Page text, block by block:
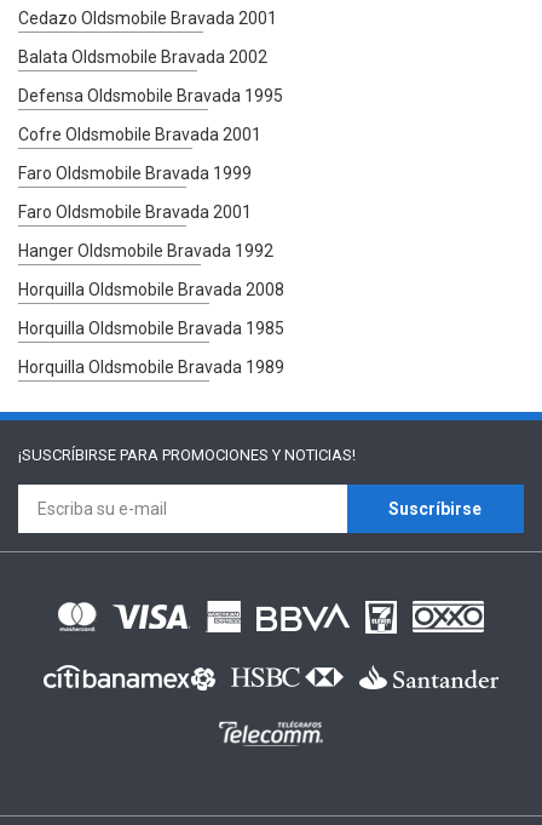
Cedazo Oldsmobile Bravada 2001
Balata Oldsmobile Bravada 2002
Defensa Oldsmobile Bravada 1995
Cofre Oldsmobile Bravada 2001
Faro Oldsmobile Bravada 1999
Faro Oldsmobile Bravada 2001
Hanger Oldsmobile Bravada 1992
Horquilla Oldsmobile Bravada 2008
Horquilla Oldsmobile Bravada 1985
Horquilla Oldsmobile Bravada 1989
¡SUSCRÍBIRSE PARA PROMOCIONES Y NOTICIAS!
Suscríbirse